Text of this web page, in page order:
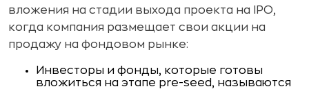
вложения на стадии выхода проекта на IPO,
когда компания размещает свои акции на
продажу на фондовом рынке:
Инвесторы и фонды, которые готовы
вложиться на этапе pre-seed, называются